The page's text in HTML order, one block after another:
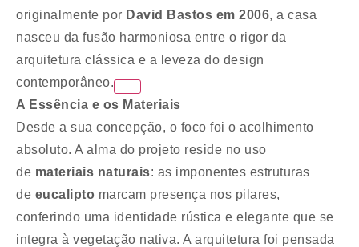
originalmente por David Bastos em 2006, a casa
nasceu da fusão harmoniosa entre o rigor da
arquitetura clássica e a leveza do design
contemporâneo.
A Essência e os Materiais
Desde a sua concepção, o foco foi o acolhimento
absoluto. A alma do projeto reside no uso
de materiais naturais: as imponentes estruturas
de eucalipto marcam presença nos pilares,
conferindo uma identidade rústica e elegante que se
integra à vegetação nativa. A arquitetura foi pensada